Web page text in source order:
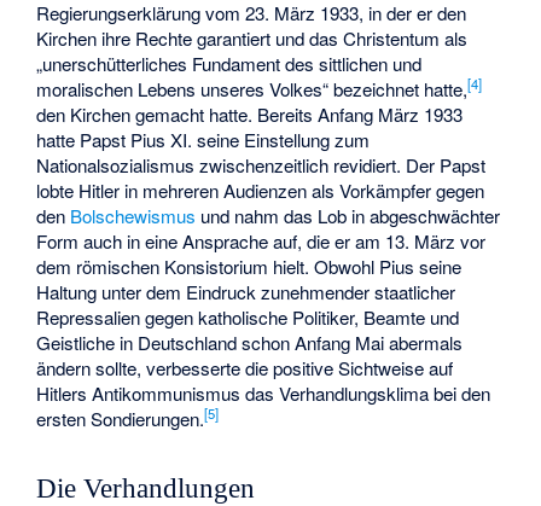
Regierungserklärung vom 23. März 1933, in der er den
Kirchen ihre Rechte garantiert und das Christentum als
„unerschütterliches Fundament des sittlichen und
moralischen Lebens unseres Volkes“ bezeichnet hatte,[4]
den Kirchen gemacht hatte. Bereits Anfang März 1933
hatte Papst Pius XI. seine Einstellung zum
Nationalsozialismus zwischenzeitlich revidiert. Der Papst
lobte Hitler in mehreren Audienzen als Vorkämpfer gegen
den Bolschewismus und nahm das Lob in abgeschwächter
Form auch in eine Ansprache auf, die er am 13. März vor
dem römischen Konsistorium hielt. Obwohl Pius seine
Haltung unter dem Eindruck zunehmender staatlicher
Repressalien gegen katholische Politiker, Beamte und
Geistliche in Deutschland schon Anfang Mai abermals
ändern sollte, verbesserte die positive Sichtweise auf
Hitlers Antikommunismus das Verhandlungsklima bei den
ersten Sondierungen.[5]
Die Verhandlungen